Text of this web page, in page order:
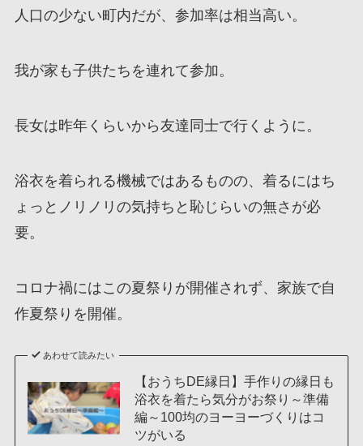
人口の少ない町内だが、参加率は相当高い。
我が家も子供たちを連れて参加。
長女は昨年くらいから友達同士で行くように。
浴衣を着られる機械ではあるものの、着るにはち
ょっとノリノリの気持ちと恥じらいの無さが必
要。
コロナ禍にはこの夏祭りが開催されず、家族で自
作夏祭りを開催。
あわせて読みたい
【おうちDE縁日】手作りの縁日も
浴衣を着たら気分がお祭り～準備
編～100均のヨーヨーづくりはコ
ツがいる